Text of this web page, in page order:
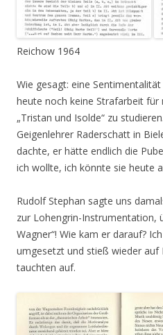
Reichow 1964
Wie gesagt: eine
heute noch keine Strafarbeit für
„Tristan und Isolde“ zu
Geigenlehrer Raderschatt in
dachte, er hätte endlich die
ich wollte, ich könnte sie heute
Rudolf Stephan sagte uns
zur Lohengrin-Instrumentation,
Wagner“! Wie kam er darauf?
umgesetzt und stieß wieder auf
tauchten auf.